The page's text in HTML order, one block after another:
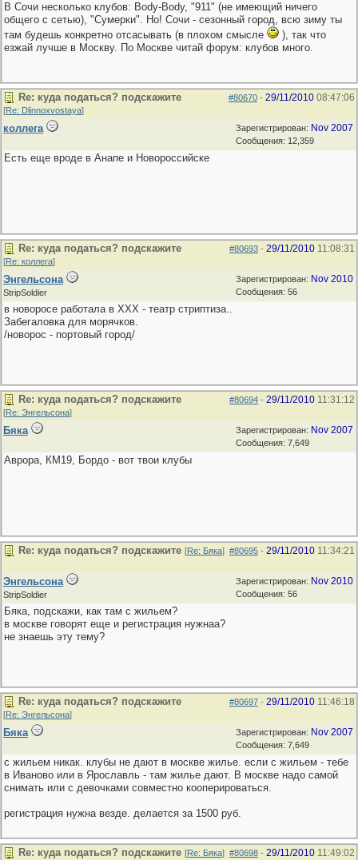
В Сочи несколько клубов: Body-Body, "911" (не имеющий ничего
общего с сетью), "Сумерки". Но! Сочи - сезонный город, всю зиму ты
там будешь конкретно отсасывать (в плохом смысле
), так что
езжай лучше в Москву. По Москве читай форум: клубов много.
#80670 - 29/11/2010 08:47:06
Re: куда податься? подскажите
[Re: Dlinnoxvostaya]
Зарегистрирован: Nov 2007
Сообщения: 12,359
коллега
Есть еще вроде в Анапе и Новороссийске
#80693 - 29/11/2010 11:08:31
Re: куда податься? подскажите
[Re: коллега]
Зарегистрирован: Nov 2010
Сообщения: 56
Энгельсона
StripSoldier
в новоросе работала в ХХХ - театр стриптиза..
Забегаловка для морячков.
/новорос - портовый город/
#80694 - 29/11/2010 11:31:12
Re: куда податься? подскажите
[Re: Энгельсона]
Зарегистрирован: Nov 2007
Сообщения: 7,649
Бяка
Аврора, КМ19, Бордо - вот твои клубы
#80695 - 29/11/2010 11:34:21
Re: куда податься? подскажите [Re: Бяка]
Зарегистрирован: Nov 2010
Сообщения: 56
Энгельсона
StripSoldier
Бяка, подскажи, как там с жильем?
в москве говорят еще и регистрация нужнаа?
не знаешь эту тему?
#80697 - 29/11/2010 11:46:18
Re: куда податься? подскажите
[Re: Энгельсона]
Зарегистрирован: Nov 2007
Сообщения: 7,649
Бяка
с жильем никак. клубы не дают в москве жилье. если с жильем - тебе
в Иваново или в Ярославль - там жилье дают. В москве надо самой
снимать или с девочками совместно кооперироваться.
регистрация нужна везде. делается за 1500 руб.
#80698 - 29/11/2010 11:49:02
Re: куда податься? подскажите [Re: Бяка]